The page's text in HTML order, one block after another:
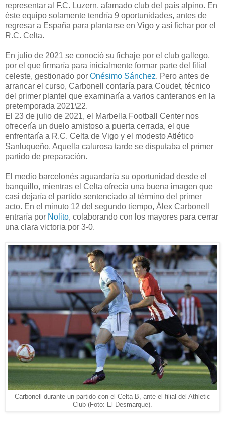
representar al F.C. Luzern, afamado club del país alpino. En
éste equipo solamente tendría 9 oportunidades, antes de
regresar a España para plantarse en Vigo y así fichar por el
R.C. Celta.
En julio de 2021 se conoció su fichaje por el club gallego,
por el que firmaría para inicialmente formar parte del filial
celeste, gestionado por Onésimo Sánchez. Pero antes de
arrancar el curso, Carbonell contaría para Coudet, técnico
del primer plantel que examinaría a varios canteranos en la
pretemporada 2021\22.
El 23 de julio de 2021, el Marbella Football Center nos
ofrecería un duelo amistoso a puerta cerrada, el que
enfrentaría a R.C. Celta de Vigo y el modesto Atlético
Sanluqueño. Aquella calurosa tarde se disputaba el primer
partido de preparación.
El medio barcelonés aguardaría su oportunidad desde el
banquillo, mientras el Celta ofrecía una buena imagen que
casi dejaría el partido sentenciado al término del primer
acto. En el minuto 12 del segundo tiempo, Álex Carbonell
entraría por Nolito, colaborando con los mayores para cerrar
una clara victoria por 3-0.
Carbonell durante un partido con el Celta B, ante el filial del Athletic
Club (Foto: El Desmarque).